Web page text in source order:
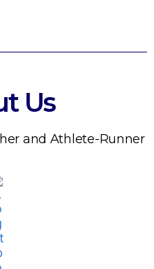
Us
and Athlete-Runner